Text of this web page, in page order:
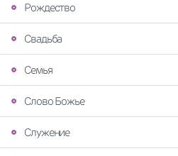
Рождество
Свадьба
Семья
Слово Божье
Служение